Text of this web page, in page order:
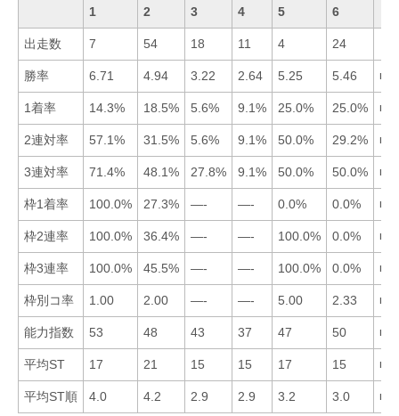
1 2 3 4 5 6
出走数 7 54 18 11 4 24
勝率 6.71 4.94 3.22 2.64 5.25 5.46
1着率 14.3% 18.5% 5.6% 9.1% 25.0% 25.0%
2連対率 57.1% 31.5% 5.6% 9.1% 50.0% 29.2%
3連対率 71.4% 48.1% 27.8% 9.1% 50.0% 50.0%
枠1着率 100.0% 27.3% —- —- 0.0% 0.0%
枠2連率 100.0% 36.4% —- —- 100.0% 0.0%
枠3連率 100.0% 45.5% —- —- 100.0% 0.0%
枠別コ率 1.00 2.00 —- —- 5.00 2.33
能力指数 53 48 43 37 47 50
平均ST 17 21 15 15 17 15
平均ST順 4.0 4.2 2.9 2.9 3.2 3.0